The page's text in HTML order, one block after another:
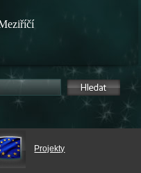
Projekty